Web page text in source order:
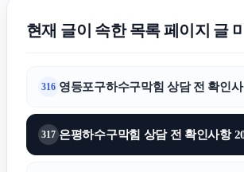
현재 글이 속한 목록 페이지 글
316 영등포구하수구막힘 상담 전 확인
317 은평하수구막힘 상담 전 확인사항